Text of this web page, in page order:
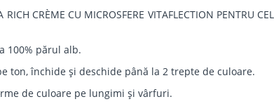
RICH CRÈME CU MICROSFERE VITAFLECTION PENTRU
100% părul alb.
ton, închide şi deschide până la 2 trepte de culoare.
de culoare pe lungimi şi vârfuri.